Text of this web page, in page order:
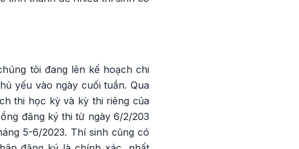
tôi đang lên kế hoạch chi
yếu vào ngày cuối tuần. Qua
thi học kỳ và kỳ thi riêng của
đăng ký thi từ ngày 6/2/203
5-6/2023. Thí sinh cũng có